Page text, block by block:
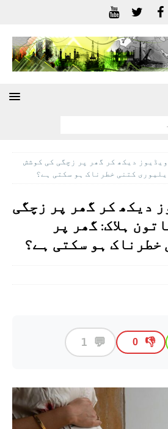
دیکھ کر گھر پر زچگی کی کوشش
کتنی خطرناک ہو سکتی ہے؟
دیکھ کر گھر پر زچگی
ہلاک: گھر پر
خطرناک ہو سکتی ہے؟
👎
0
💬
1